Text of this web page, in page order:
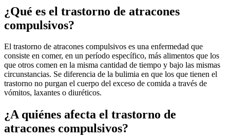
¿Qué es el trastorno de atracones
compulsivos?
El trastorno de atracones compulsivos es una enfermedad que
consiste en comer, en un período específico, más alimentos que los
que otros comen en la misma cantidad de tiempo y bajo las mismas
circunstancias. Se diferencia de la bulimia en que los que tienen el
trastorno no purgan el cuerpo del exceso de comida a través de
vómitos, laxantes o diuréticos.
¿A quiénes afecta el trastorno de
atracones compulsivos?